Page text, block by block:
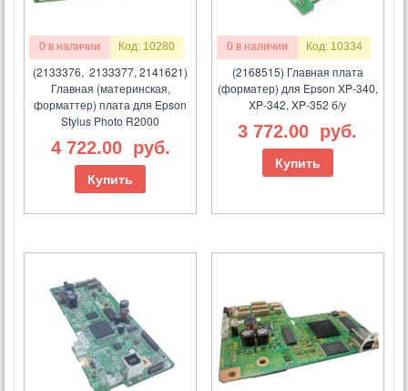
0 в наличии Код: 10280
(2133376, 2133377, 2141621)
Главная (материнская,
форматтер) плата для Epson
Stylus Photo R2000
4 722.00 руб.
Купить
0 в наличии Код: 10334
(2168515) Главная плата
(форматер) для Epson XP-340,
XP-342, XP-352 б/у
3 772.00 руб.
Купить